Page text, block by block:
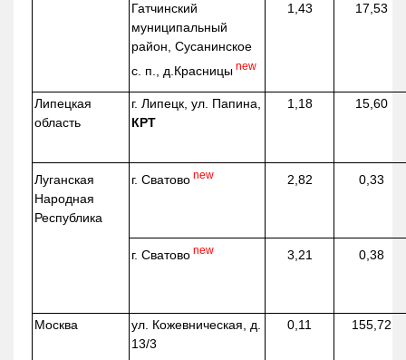
Гатчинский
муниципальный
район, Сусанинское
с. п., д.Красницы new
1,43 17,53
Липецкая
область
г. Липецк, ул. Папина,
КРТ
1,18 15,60
Луганская
Народная
Республика
г. Сватово new 2,82 0,33
г. Сватово new 3,21 0,38
Москва ул. Кожевническая, д.
13/3
0,11 155,72